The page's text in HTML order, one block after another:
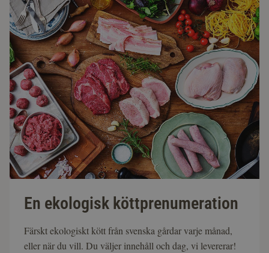
En ekologisk köttprenumeration
Färskt ekologiskt kött från svenska gårdar varje månad,
eller när du vill. Du väljer innehåll och dag, vi levererar!